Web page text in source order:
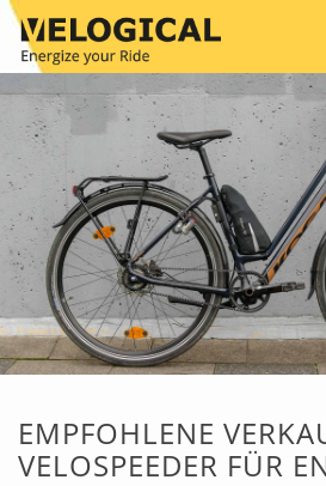
EMPFOHLENE
VELOSPEEDER FÜR